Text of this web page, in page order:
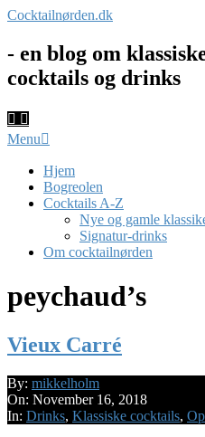
Skip
content
Cocktailnørden.dk
- en blog om
cocktails og drinks
Primary
Menu
Menu
Hjem
Bogreolen
Cocktails A-Z
Nye og gamle
Signatur-drinks
Om cocktailnørden
peychaud’s
Vieux Carré
2018-
11-
16
By: mikkelholm
On: November 16, 2018
In: Drinks, Klassiske cocktails,